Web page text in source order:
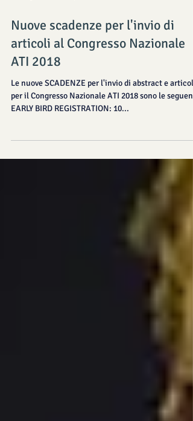
31 mag 2018 Tempo di lettura: 1 min
Nuove scadenze per l'invio di
ATI 2018
Le nuove SCADENZE per l'invio di abstract e articoli
EARLY BIRD REGISTRATION: 10...